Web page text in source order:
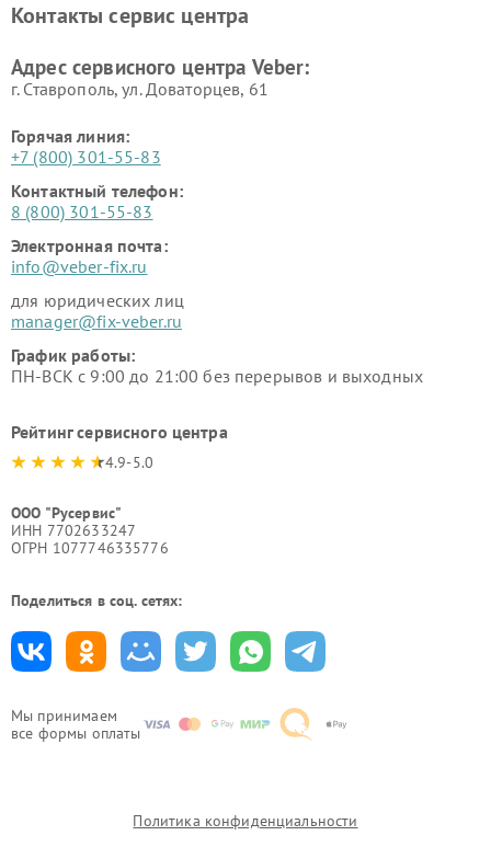
Мы принимаем
все формы оплаты
Контакты сервис центра
Адрес сервисного центра Veber:
г. Ставрополь, ул. Доваторцев, 61
Горячая линия:
+7 (800) 301-55-83
Контактный телефон:
8 (800) 301-55-83
Электронная почта:
info@veber-fix.ru
для юридических лиц
manager@fix-veber.ru
График работы:
ПН-ВСК с 9:00 до 21:00 без перерывов и выходных
Рейтинг сервисного центра
4.9-5.0
ООО "Русервис"
ИНН 7702633247
ОГРН 1077746335776
Поделиться в соц. сетях:
Политика конфиденциальности